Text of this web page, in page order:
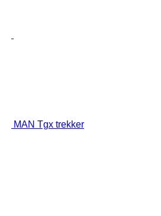
MAN Tgx trekker